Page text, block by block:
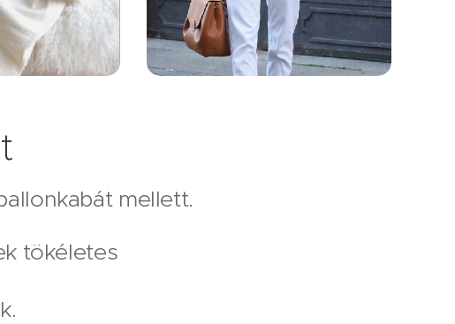
mellett.
tökéletes